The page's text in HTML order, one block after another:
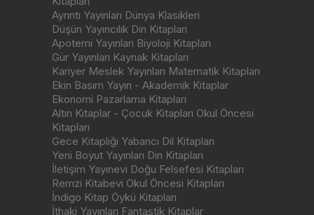
Ayrıntı Yayınları Dünya Klasikleri
Düşün Yayıncılık Din Kitapları
Apotemi Yayınları Biyoloji Kitapları
Gür Yayınları Kaynak Kitapları
Kariyer Meslek Yayınları Matematik Kitapları
Ekin Basım Yayın - Akademik Kitaplar
Ekonomi Pazarlama Kitapları
Altın Kitaplar - Çocuk Kitapları Okul Öncesi
Kitapları
Gece Kitaplığı Yabancı Dil Kitapları
Yeni Boyut Yayınları Din Kitapları
İletişim Yayınevi Doğu Felsefesi Kitapları
Remzi Kitabevi Okul Öncesi Kitapları
İndigo Kitap Öykü Kitapları
İthaki Yayınları Fantastik Kitaplar